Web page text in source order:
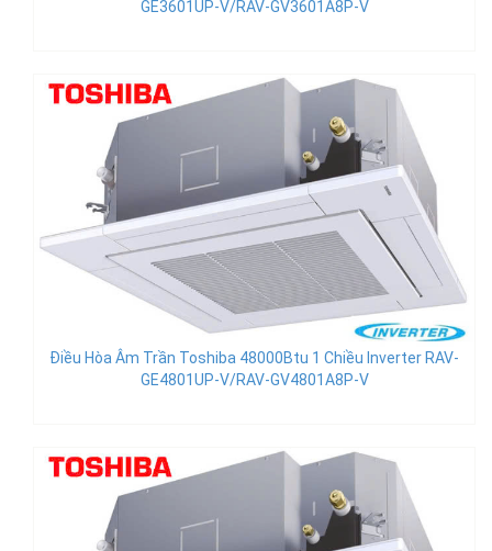
GE3601UP-V/RAV-GV3601A8P-V
Điều Hòa Âm Trần Toshiba 48000Btu 1 Chiều Inverter RAV-
GE4801UP-V/RAV-GV4801A8P-V